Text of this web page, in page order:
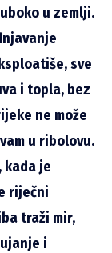
u zemlji.
sve
i topla, bez
ne može
u ribolovu.
kada je
riječni
traži mir,
i